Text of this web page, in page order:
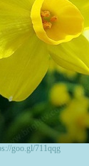
goo.gl/711qqg